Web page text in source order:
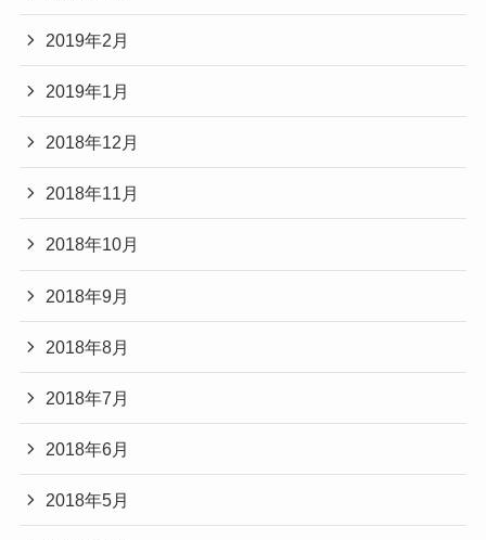
2019年2月
2019年1月
2018年12月
2018年11月
2018年10月
2018年9月
2018年8月
2018年7月
2018年6月
2018年5月